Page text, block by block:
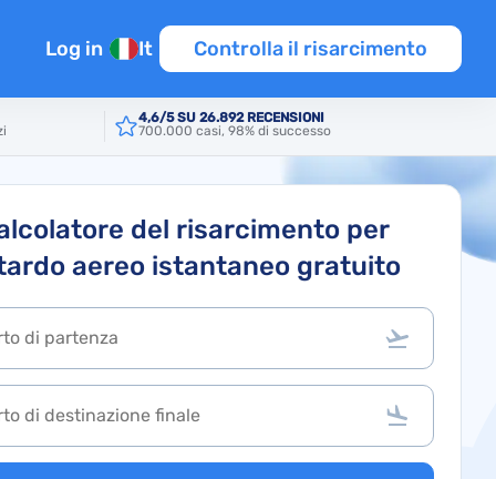
aereo
Log in It Controlla il risarcimento
4,6/5 SU 26.892 RECENSIONI
700.000 casi, 98% di successo
del risarcimento per
aereo istantaneo gratuito